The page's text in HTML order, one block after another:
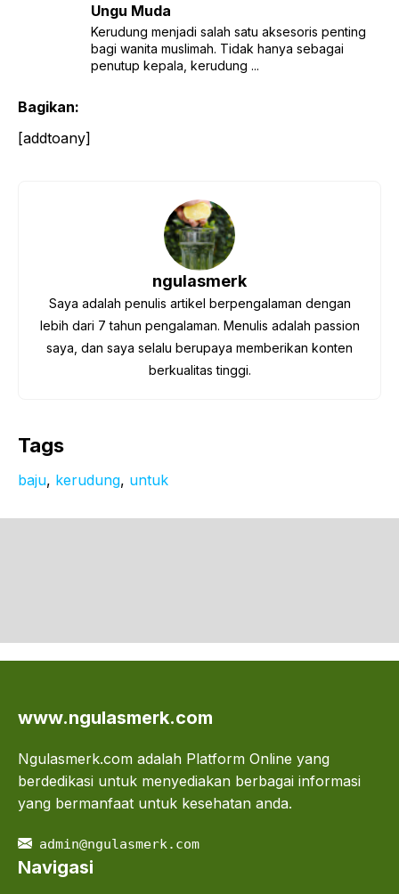
Ungu Muda
Kerudung menjadi salah satu aksesoris penting
bagi wanita muslimah. Tidak hanya sebagai
penutup kepala, kerudung ...
Bagikan:
[addtoany]
ngulasmerk
Saya adalah penulis artikel berpengalaman dengan
lebih dari 7 tahun pengalaman. Menulis adalah passion
saya, dan saya selalu berupaya memberikan konten
berkualitas tinggi.
Tags
baju, kerudung, untuk
www.ngulasmerk.com
Ngulasmerk.com adalah Platform Online yang
berdedikasi untuk menyediakan berbagai informasi
yang bermanfaat untuk kesehatan anda.
admin@ngulasmerk.com
Navigasi